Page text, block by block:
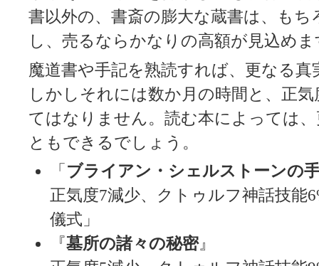
書以外の、書斎の膨大な蔵書は、も
し、売るならかなりの高額が見込めま
魔道書や手記を熟読すれば、更なる
しかしそれには数か月の時間と、正
てはなりません。読む本によっては
ともできるでしょう。
「 ブライアン・シェルストーンの
正気度7減少、クトゥルフ神話技能
儀式」
『墓所の諸々の秘密』